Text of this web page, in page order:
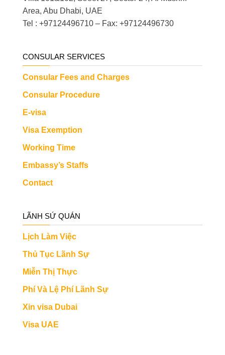
Area, Abu Dhabi, UAE
Tel : +97124496710 – Fax: +97124496730
CONSULAR SERVICES
Consular Fees and Charges
Consular Procedure
E-visa
Visa Exemption
Working Time
Embassy’s Staffs
Contact
LÃNH SỨ QUÁN
Lịch Làm Việc
Thủ Tục Lãnh Sự
Miễn Thị Thực
Phí Và Lệ Phí Lãnh Sự
Xin visa Dubai
Visa UAE